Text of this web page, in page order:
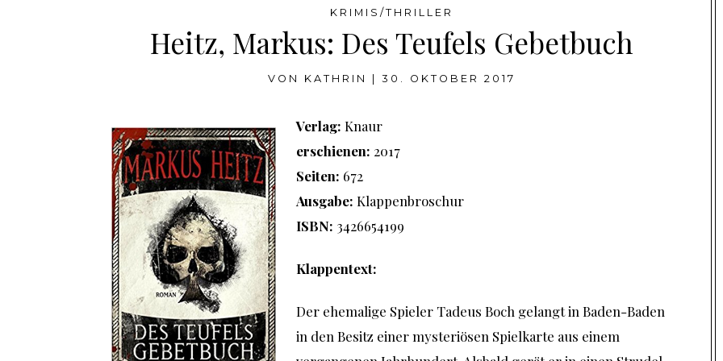
KRIMIS/THRILLER
Heitz, Markus: Des Teufels Gebetbuch
VON KATHRIN 30. OKTOBER 2017
Verlag: Knaur
erschienen: 2017
Seiten: 672
Ausgabe:Klappenbroschur
ISBN: 3426654199
Klappentext:
Der ehemalige Spieler Tadeus Boch gelangt in Baden-Baden
in den Besitz einer mysteriösen Spielkarte aus einem